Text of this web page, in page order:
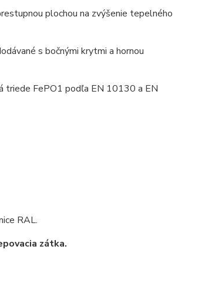
plochou na zvýšenie tepelného
s bočnými krytmi a hornou
triede FePO1 podľa EN 10130 a EN
RAL.
zátka.